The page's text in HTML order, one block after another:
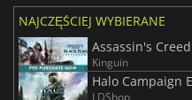
NAJCZĘŚCIEJ WYBIERANE
Assassin's
Kinguin
Halo Campaign
LDShop